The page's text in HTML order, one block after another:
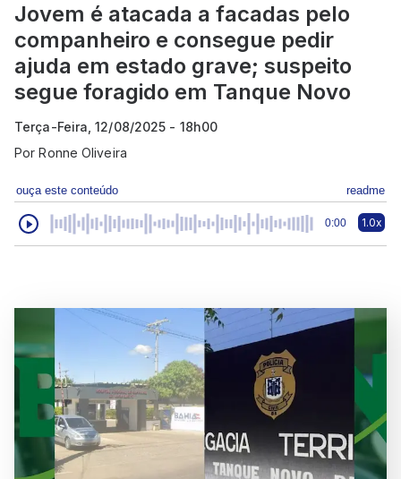
Jovem é atacada a facadas pelo
companheiro e consegue pedir
ajuda em estado grave; suspeito
segue foragido em Tanque Novo
Terça-Feira, 12/08/2025 - 18h00
PorRonne Oliveira
ouça este conteúdo readme
0:00 1.0x